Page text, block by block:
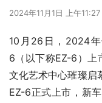
2024年11月1日 上午11:27
10月26日，2024
6（以下称EZ-6）上
文化艺术中心璀璨启
EZ-6正式上市，新